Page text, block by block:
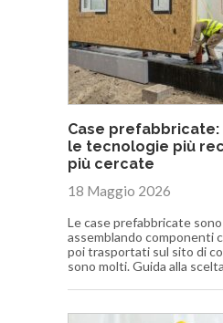
Case
le tecnologie più
più cercate
18 Maggio 2026
Le case prefabbricate
assemblando componenti
poi trasportati sul sito di
sono molti. Guida alla